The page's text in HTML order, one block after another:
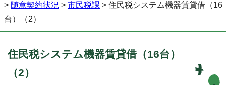
> 随意契約状況 > 市民税課 > 住民税システム機器賃貸借（16
台）（2）
住民税システム機器賃貸借（16台）
（2）